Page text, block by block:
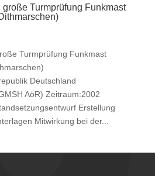
große Turmprüfung Funkmast
Turmprüfung Funkmast
Deutschland
AöR) Zeitraum:2002
Erstellung
Mitwirkung bei der...